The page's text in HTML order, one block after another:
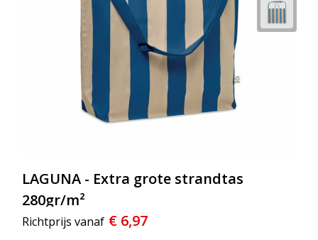
LAGUNA - Extra grote strandtas
280gr/m²
Richtprijs vanaf € 6,97